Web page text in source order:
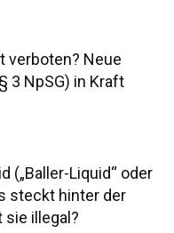
verboten? Neue
3 NpSG) in Kraft
(„Baller-Liquid“ oder
steckt hinter der
sie illegal?